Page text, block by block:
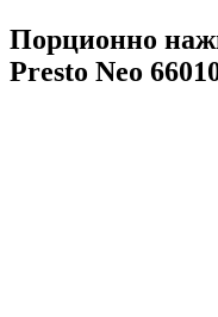
Порционно
Presto Neo